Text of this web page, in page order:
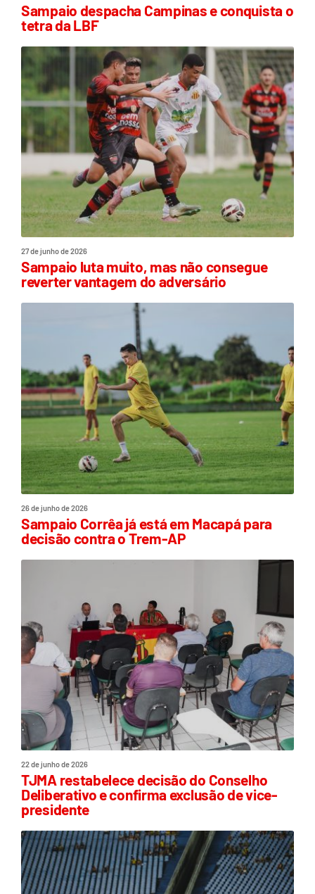
Sampaio despacha Campinas e conquista o
tetra da LBF
27 de junho de 2026
Sampaio luta muito, mas não consegue
reverter vantagem do adversário
26 de junho de 2026
Sampaio Corrêa já está em Macapá para
decisão contra o Trem-AP
22 de junho de 2026
TJMA restabelece decisão do Conselho
Deliberativo e confirma exclusão de vice-
presidente